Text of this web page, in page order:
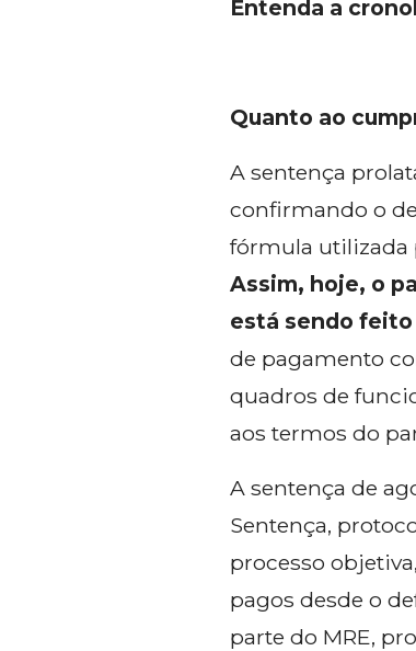
Entenda a
Quanto ao
A sentença
confirmando o
fórmula utilizada
Assim, hoje, o
está sendo feito
de pagamento
quadros de
aos termos do
A sentença de
Sentença,
processo
pagos desde o
parte do MRE,